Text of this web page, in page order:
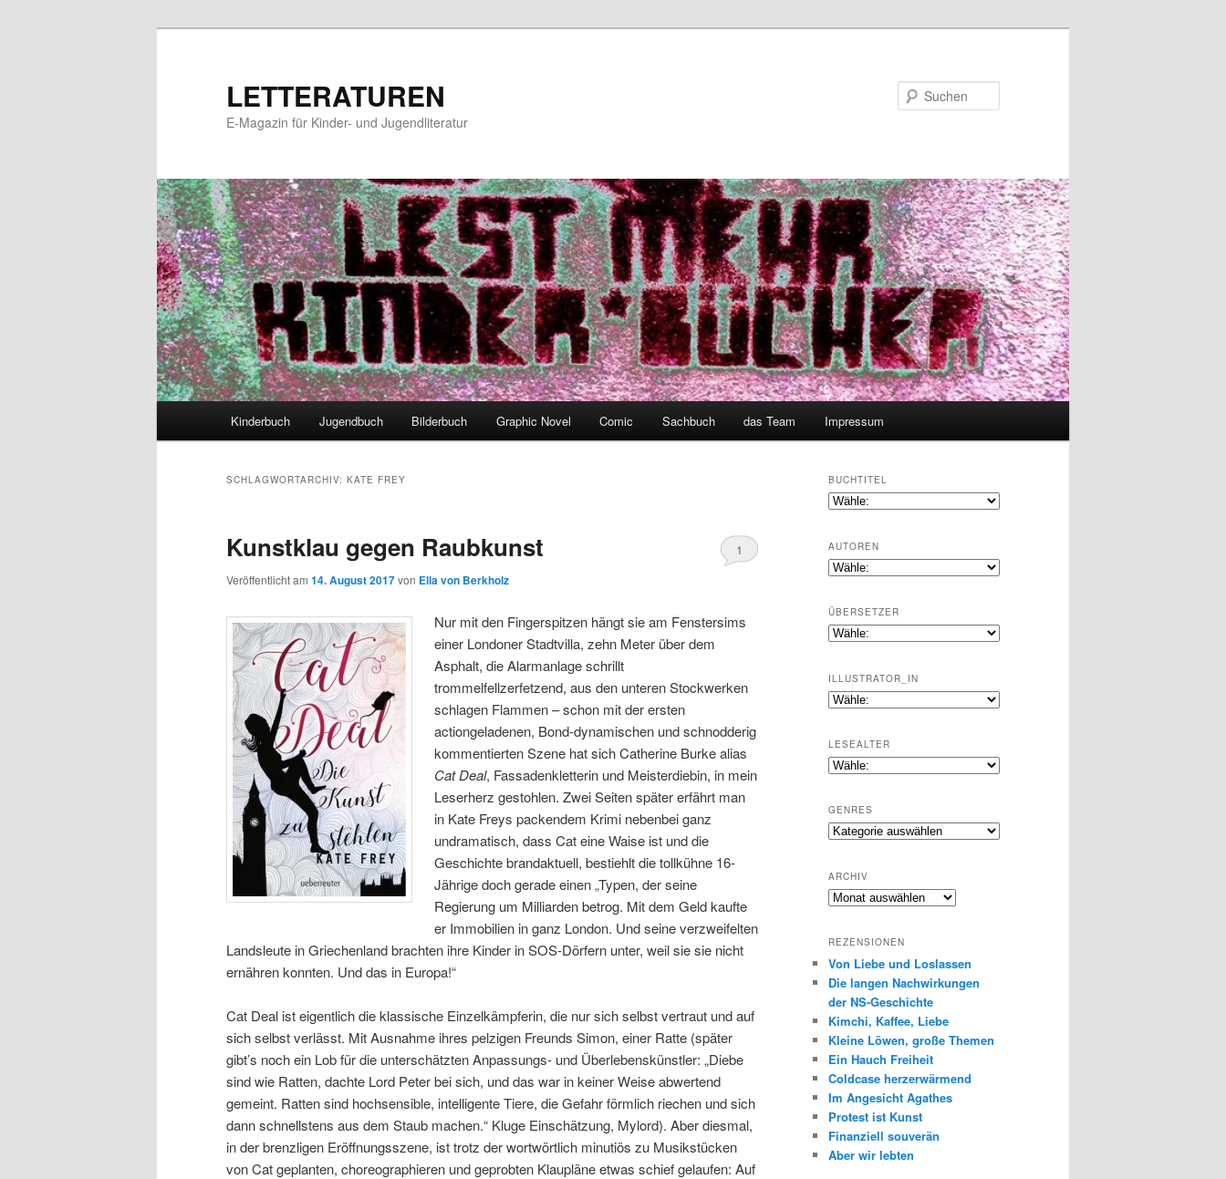
LETTERATUREN
E-Magazin für Kinder- und Jugendliteratur
Kinderbuch Jugendbuch Bilderbuch Graphic Novel Comic Sachbuch das Team Impressum
SCHLAGWORTARCHIV: KATE FREY
Kunstklau gegen Raubkunst
Veröffentlicht am 14. August 2017von Ella von Berkholz
1
Nur mit den Fingerspitzen hängt sie am Fenstersims
einer Londoner Stadtvilla, zehn Meter über dem
Asphalt, die Alarmanlage schrillt
trommelfellzerfetzend, aus den unteren Stockwerken
schlagen Flammen – schon mit der ersten
actiongeladenen, Bond-dynamischen und schnodderig
kommentierten Szene hat sich Catherine Burke alias
Cat Deal, Fassadenkletterin und Meisterdiebin, in mein
Leserherz gestohlen. Zwei Seiten später erfährt man
in Kate Freys packendem Krimi nebenbei ganz
undramatisch, dass Cat eine Waise ist und die
Geschichte brandaktuell, bestiehlt die tollkühne 16-
Jährige doch gerade einen „Typen, der seine
Regierung um Milliarden betrog. Mit dem Geld kaufte
er Immobilien in ganz London. Und seine verzweifelten
Landsleute in Griechenland brachten ihre Kinder in SOS-Dörfern unter, weil sie sie nicht
ernähren konnten. Und das in Europa!“
Cat Deal ist eigentlich die klassische Einzelkämpferin, die nur sich selbst vertraut und auf
sich selbst verlässt. Mit Ausnahme ihres pelzigen Freunds Simon, einer Ratte (später
gibt’s noch ein Lob für die unterschätzten Anpassungs- und Überlebenskünstler: „Diebe
sind wie Ratten, dachte Lord Peter bei sich, und das war in keiner Weise abwertend
gemeint. Ratten sind hochsensible, intelligente Tiere, die Gefahr förmlich riechen und sich
dann schnellstens aus dem Staub machen.“ Kluge Einschätzung, Mylord). Aber diesmal,
in der brenzligen Eröffnungsszene, ist trotz der wortwörtlich minutiös zu Musikstücken
von Cat geplanten, choreographieren und geprobten Klaupläne etwas schief gelaufen: Auf
BUCHTITEL
AUTOREN
ÜBERSETZER
ILLUSTRATOR_IN
LESEALTER
GENRES
Genres
ARCHIV
Archiv
REZENSIONEN
Von Liebe und Loslassen
Die langen Nachwirkungen
der NS-Geschichte
Kimchi, Kaffee, Liebe
Kleine Löwen, große Themen
Ein Hauch Freiheit
Coldcase herzerwärmend
Im Angesicht Agathes
Protest ist Kunst
Finanziell souverän
Aber wir lebten